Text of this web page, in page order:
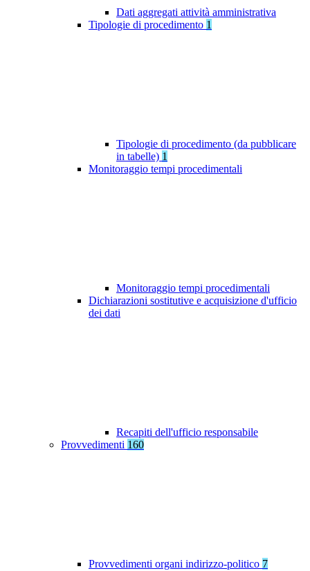
Dati aggregati attività amministrativa
Tipologie di procedimento 1
Tipologie di procedimento (da pubblicare
in tabelle) 1
Monitoraggio tempi procedimentali
Monitoraggio tempi procedimentali
Dichiarazioni sostitutive e acquisizione d'ufficio
dei dati
Recapiti dell'ufficio responsabile
Provvedimenti 160
Provvedimenti organi indirizzo-politico 7